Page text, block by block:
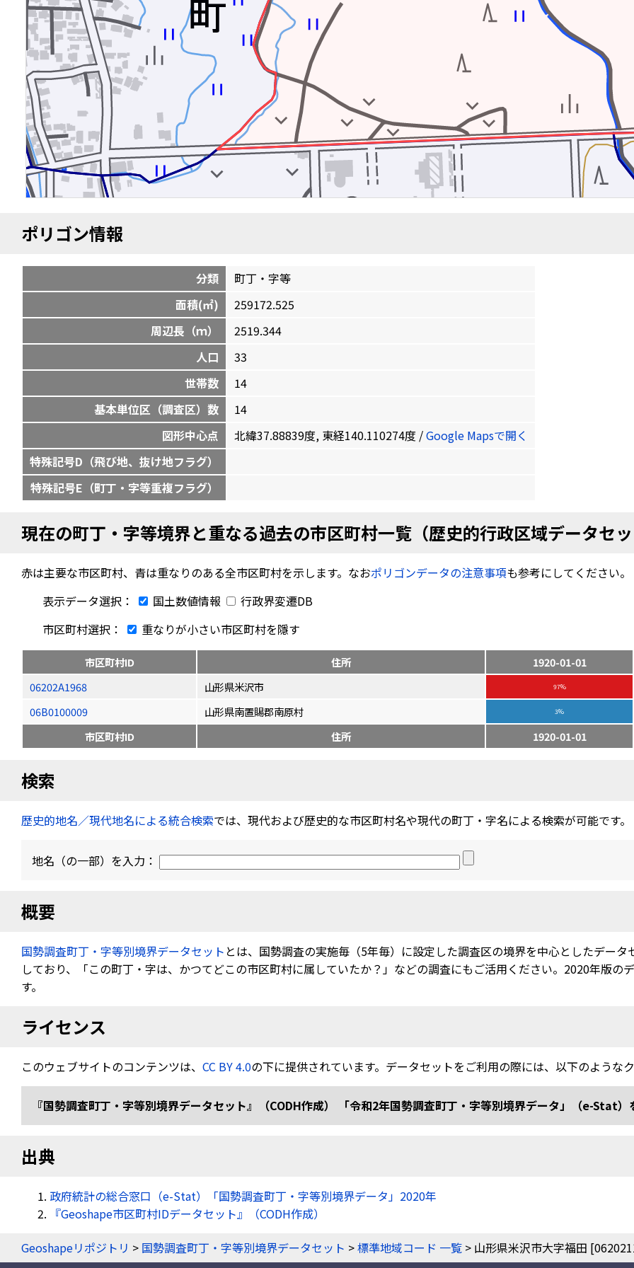
ポリゴン情報
分類
町丁・字等
面積(㎡)
259172.525
周辺長（ｍ）
2519.344
人口
33
世帯数
14
基本単位区（調査区）数
14
図形中心点
北緯37.88839度, 東経140.110274度 /Google Mapsで開く
特殊記号D（飛び地、抜け地フラグ）
特殊記号E（町丁・字等重複フラグ）
現在の町丁・字等境界と重なる過去の市区町村一覧（歴史的行政区域データセ
赤は主要な市区町村、青は重なりのある全市区町村を示します。なおポリゴンデータの注意事項も参考にしてください。
表示データ選択：
国土数値情報
行政界変遷DB
市区町村選択：
重なりが小さい市区町村を隱す
市区町村ID 住所
1920-01-01
06202A1968
山形県米沢市 97%
06B0100009 山形県南置賜郡南原村 3%
市区町村ID 住所 1920-01-01
検索
歴史的地名／現代地名による統合検索では、現代および歴史的な市区町村名や現代の町丁・字名による検索が可能です。
地名（の一部）を入力：
概要
国勢調査町丁・字等別境界データセット とは、国勢調査の実施毎（5年毎）に設定した調査区の境界を中心としたデータ
しており、「この町丁・字は、かつてどこの市区町村に属していたか？」などの調査にもご活用ください。2020年版
す。
ライセンス
このウェブサイトのコンテンツは、 CC BY 4.0の下に提供されています。データセットをご利用の際には、以下のような
『国勢調査町丁・字等別境界データセット』（CODH作成） 「令和2年国勢調査町丁・字等別境界データ」（e-Stat
出典
政府統計の総合窓口（e-Stat）「国勢調査町丁・字等別境界データ」2020年
『Geoshape市区町村IDデータセット』（CODH作成）
Geoshapeリポジトリ > 国勢調査町丁・字等別境界データセット >標準地域コード 一覧 > 山形県米沢市大字福田